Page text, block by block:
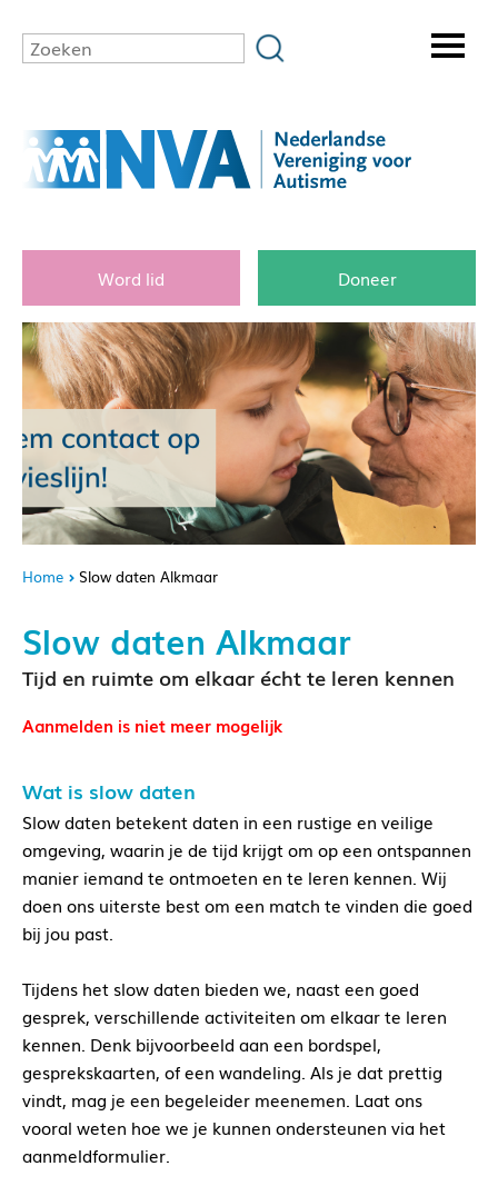
Word lid Doneer
Home Slow daten Alkmaar
Slow daten Alkmaar
Tijd en ruimte om elkaar écht te leren kennen
Aanmelden is niet meer mogelijk
Wat is slow daten
Slow daten betekent daten in een rustige en veilige
omgeving, waarin je de tijd krijgt om op een ontspannen
manier iemand te ontmoeten en te leren kennen. Wij
doen ons uiterste best om een match te vinden die goed
bij jou past.
Tijdens het slow daten bieden we, naast een goed
gesprek, verschillende activiteiten om elkaar te leren
kennen. Denk bijvoorbeeld aan een bordspel,
gesprekskaarten, of een wandeling. Als je dat prettig
vindt, mag je een begeleider meenemen. Laat ons
vooral weten hoe we je kunnen ondersteunen via het
aanmeldformulier.